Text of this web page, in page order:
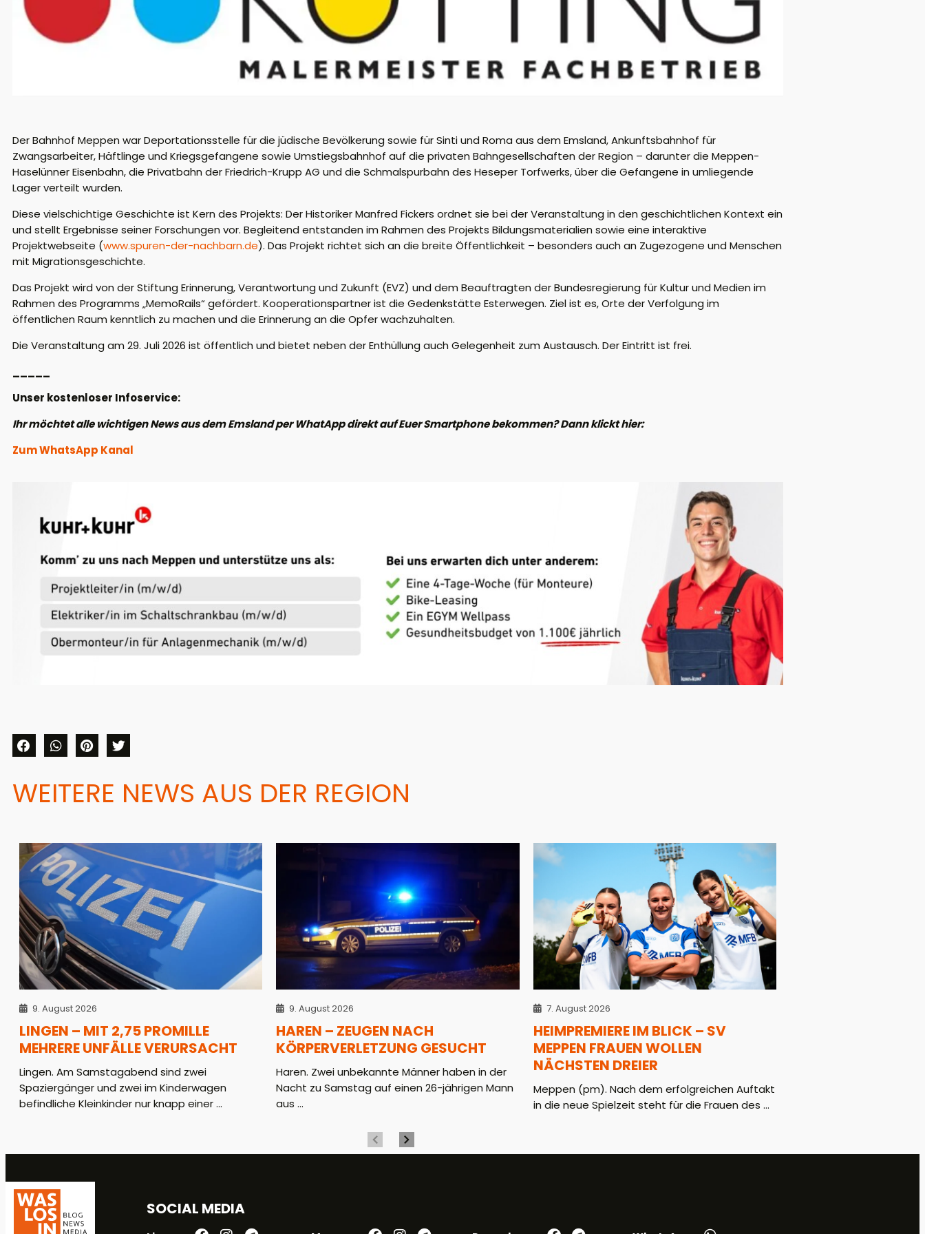
Der Bahnhof Meppen war Deportationsstelle für die jüdische Bevölkerung sowie für Sinti und Roma aus dem Emsland, Ankunftsbahnhof für
Zwangsarbeiter, Häftlinge und Kriegsgefangene sowie Umstiegsbahnhof auf die privaten Bahngesellschaften der Region – darunter die Meppen-
HaselünnerEisenbahn, die Privatbahn der Friedrich-Krupp AG und die Schmalspurbahn des Heseper Torfwerks, über die Gefangene in umliegende
Lager verteilt wurden.
Diese vielschichtige Geschichte ist Kern des Projekts: Der Historiker Manfred Fickers ordnet sie bei der Veranstaltung in den geschichtlichen Kontext ein
und stellt Ergebnisse seiner Forschungen vor. Begleitend entstanden im Rahmen des Projekts Bildungsmaterialien sowie eine interaktive
Projektwebseite (www.spuren-der-nachbarn.de). Das Projekt richtet sich an die breite Öffentlichkeit – besonders auch an Zugezogene und Menschen
mit Migrationsgeschichte.
Das Projekt wird von der Stiftung Erinnerung, Verantwortung und Zukunft (EVZ) und dem Beauftragten der Bundesregierung für Kultur und Medien im
Rahmen des Programms „MemoRails“ gefördert. Kooperationspartner ist die Gedenkstätte Esterwegen. Ziel ist es, Orte der Verfolgung im
öffentlichen Raum kenntlich zu machen und die Erinnerung an die Opfer wachzuhalten.
Die Veranstaltung am 29. Juli 2026 ist öffentlich und bietet neben der Enthüllung auch Gelegenheit zum Austausch. Der Eintritt ist frei.
Unser kostenloser Infoservice:
Ihr möchtet alle wichtigen News aus dem Emsland per WhatApp direkt auf Euer Smartphone bekommen? Dann klickt hier:
Zum WhatsApp Kanal
WEITERE NEWS AUS DER REGION
9. August 2026
LINGEN – MIT 2,75 PROMILLE
MEHRERE UNFÄLLE VERURSACHT
Lingen. Am Samstagabend sind zwei
Spaziergänger und zwei im Kinderwagen
befindliche Kleinkinder nur knapp einer ...
9. August 2026
HAREN – ZEUGEN NACH
KÖRPERVERLETZUNG GESUCHT
Haren. Zwei unbekannte Männer haben in der
Nacht zu Samstag auf einen 26-jährigen Mann
aus ...
7. August 2026
HEIMPREMIERE IM BLICK – SV
MEPPEN FRAUEN WOLLEN
NÄCHSTEN DREIER
Meppen (pm). Nach dem erfolgreichen Auftakt
in die neue Spielzeit steht für die Frauen des ...
SOCIAL MEDIA